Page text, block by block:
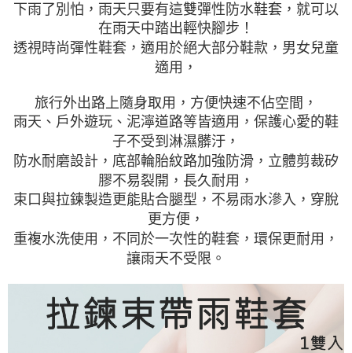
下雨了別怕，雨天只要有這雙彈性防水鞋套，就可以
在雨天中踏出輕快腳步！
透視時尚彈性鞋套，適用於絕大部分鞋款，男女兒童
適用，
旅行外出路上隨身取用，方便快速不佔空間，
雨天、戶外遊玩、泥濘道路等皆適用，保護心愛的鞋
子不受到淋濕髒汙，
防水耐磨設計，底部輪胎紋路加強防滑，立體剪裁矽
膠不易裂開，長久耐用，
束口與拉鍊製造更能貼合腿型，不易雨水滲入，穿脫
更方便，
重複水洗使用，不同於一次性的鞋套，環保更耐用，
讓雨天不受限。